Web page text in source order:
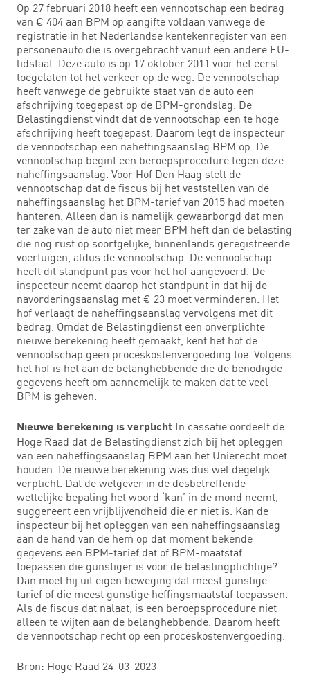
Op 27 februari 2018 heeft een vennootschap een bedrag
van € 404 aan BPM op aangifte voldaan vanwege de
registratie in het Nederlandse kentekenregister van een
personenauto die is overgebracht vanuit een andere EU-
lidstaat. Deze auto is op 17 oktober 2011 voor het eerst
toegelaten tot het verkeer op de weg. De vennootschap
heeft vanwege de gebruikte staat van de auto een
afschrijving toegepast op de BPM-grondslag. De
Belastingdienst vindt dat de vennootschap een te hoge
afschrijving heeft toegepast. Daarom legt de inspecteur
de vennootschap een naheffingsaanslag BPM op. De
vennootschap begint een beroepsprocedure tegen deze
naheffingsaanslag. Voor Hof Den Haag stelt de
vennootschap dat de fiscus bij het vaststellen van de
naheffingsaanslag het BPM-tarief van 2015 had moeten
hanteren. Alleen dan is namelijk gewaarborgd dat men
ter zake van de auto niet meer BPM heft dan de belasting
die nog rust op soortgelijke, binnenlands geregistreerde
voertuigen, aldus de vennootschap. De vennootschap
heeft dit standpunt pas voor het hof aangevoerd. De
inspecteur neemt daarop het standpunt in dat hij de
navorderingsaanslag met € 23 moet verminderen. Het
hof verlaagt de naheffingsaanslag vervolgens met dit
bedrag. Omdat de Belastingdienst een onverplichte
nieuwe berekening heeft gemaakt, kent het hof de
vennootschap geen proceskostenvergoeding toe. Volgens
het hof is het aan de belanghebbende die de benodigde
gegevens heeft om aannemelijk te maken dat te veel
BPM is geheven.
Nieuwe berekening is verplicht In cassatie oordeelt de
Hoge Raad dat de Belastingdienst zich bij het opleggen
van een naheffingsaanslag BPM aan het Unierecht moet
houden. De nieuwe berekening was dus wel degelijk
verplicht. Dat de wetgever in de desbetreffende
wettelijke bepaling het woord ‘kan’ in de mond neemt,
suggereert een vrijblijvendheid die er niet is. Kan de
inspecteur bij het opleggen van een naheffingsaanslag
aan de hand van de hem op dat moment bekende
gegevens een BPM-tarief dat of BPM-maatstaf
toepassen die gunstiger is voor de belastingplichtige?
Dan moet hij uit eigen beweging dat meest gunstige
tarief of die meest gunstige heffingsmaatstaf toepassen.
Als de fiscus dat nalaat, is een beroepsprocedure niet
alleen te wijten aan de belanghebbende. Daarom heeft
de vennootschap recht op een proceskostenvergoeding.
Bron: Hoge Raad 24-03-2023